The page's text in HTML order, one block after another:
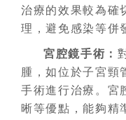
治療的效果較為確
理，避免感染等併
宮腔鏡手術：
腫，如位於子宮頸
手術進行治療。宮
晰等優點，能夠精